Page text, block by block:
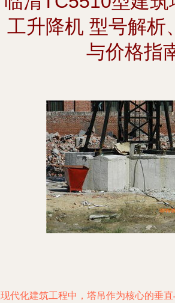
工升降机 型号解析
与价格指
代化建筑工程中，塔吊作为核心的垂